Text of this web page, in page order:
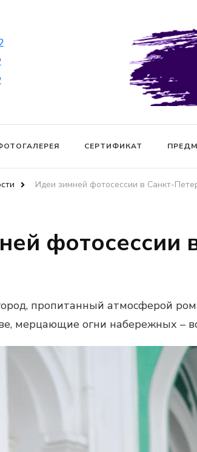
СЕРТИФИКАТ
Идеи зимней фотосессии в Санкт-
фотосессии
пропитанный атмосферой
мерцающие огни набережных –